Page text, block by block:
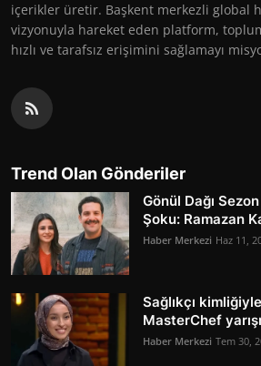
içerikler üretir. Başkent merkezli global
vizyonuyla hareket eden platform,
hızlı ve tarafsız erişimini sağlamayı
Trend Olan Gönderiler
Gönül Dağı
Şoku: Ramazan
Haber Merkezi Haz 11,
Sağlıkçı
MasterChef
Haber Merkezi Tem 30,